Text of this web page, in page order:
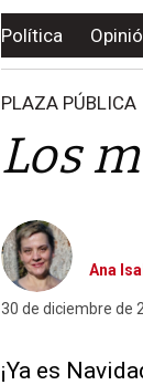
Política
PLAZA PÚBLICA
Los
Ana
30 de diciembre de
¡Ya es